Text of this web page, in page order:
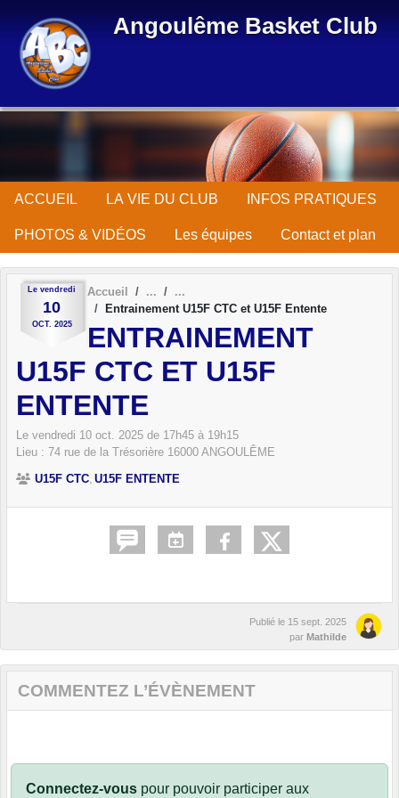
Angoulême Basket Club
ACCUEIL LA VIE DU CLUB INFOS PRATIQUES
PHOTOS & VIDÉOS Les équipes Contact et plan
Le vendredi
10
OCT. 2025
Accueil
Entrainement U15F CTC et U15F Entente
ENTRAINEMENT
U15F CTC ET U15F
ENTENTE
Le vendredi 10 oct. 2025 de 17h45 à 19h15
Lieu : 74 rue de la Trésorière 16000 ANGOULÊME
U15F CTC U15F ENTENTE
Publié le 15 sept. 2025
par Mathilde
COMMENTEZ L’ÉVÈNEMENT
Connectez-vous pour pouvoir participer aux